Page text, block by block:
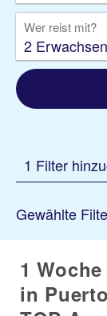
Wer reist mit?
2
1 Filter
Gewählte
1
in